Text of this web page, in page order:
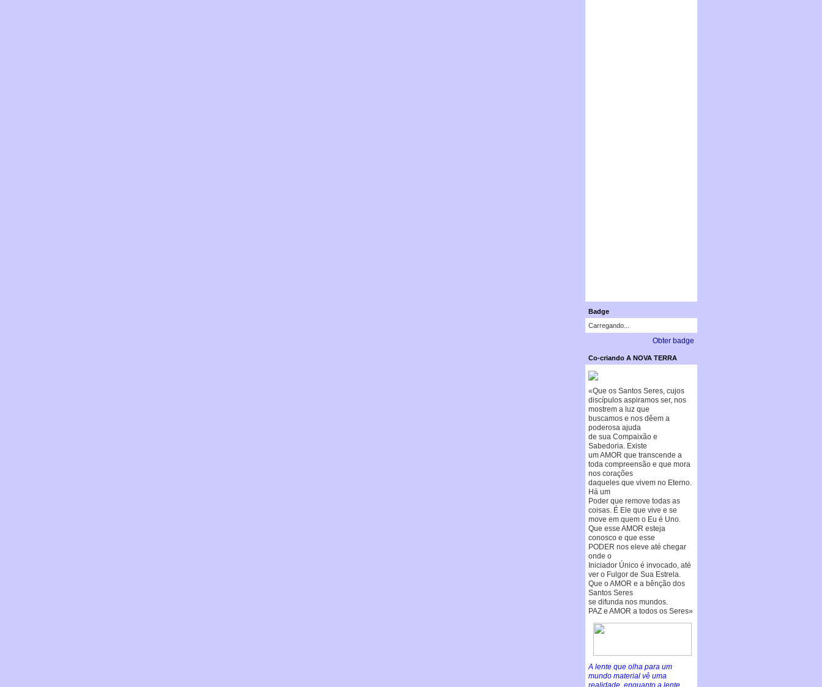
Badge
Carregando...
Obter badge
Co-criando A NOVA TERRA
«Que os Santos Seres, cujos
discípulos aspiramos ser, nos
mostrem a luz que
buscamos e nos dêem a
poderosa ajuda
de sua Compaixão e
Sabedoria. Existe
um AMOR que transcende a
toda compreensão e que mora
nos corações
daqueles que vivem no Eterno.
Há um
Poder que remove todas as
coisas. É Ele que vive e se
move em quem o Eu é Uno.
Que esse AMOR esteja
conosco e que esse
PODER nos eleve até chegar
onde o
Iniciador Único é invocado, até
ver o Fulgor de Sua Estrela.
Que o AMOR e a bênção dos
Santos Seres
se difunda nos mundos.
PAZ e AMOR a todos os Seres»
A lente que olha para um
mundo material vê uma
realidade, enquanto a lente